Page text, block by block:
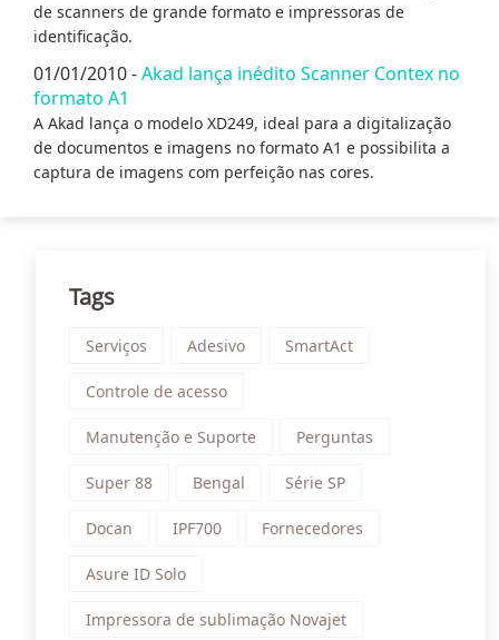
de scanners de grande formato e impressoras de
identificação.
01/01/2010 -Akad lança inédito Scanner Contex no
formato A1
A Akad lança o modelo XD249, ideal para a digitalização
de documentos e imagens no formato A1 e possibilita a
captura de imagens com perfeição nas cores.
Tags
Serviços Adesivo SmartAct
Controle de acesso
Manutenção e Suporte Perguntas
Super 88 Bengal Série SP
Docan IPF700 Fornecedores
Asure ID Solo
Impressora de sublimação Novajet